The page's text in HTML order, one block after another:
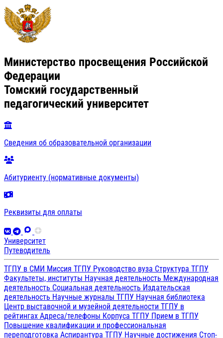
Министерство просвещения Российской
Федерации
Томский государственный
педагогический университет
Сведения об образовательной организации
Абитуриенту (нормативные документы)
Реквизиты для оплаты
Университет
Путеводитель
ТГПУ в СМИ Миссия ТГПУ Руководство вуза Структура ТГПУ
Факультеты, институты Научная деятельность Международная
деятельность Социальная деятельность Издательская
деятельность Научные журналы ТГПУ Научная библиотека
Центр выставочной и музейной деятельности ТГПУ в
рейтингах Адреса/телефоны Корпуса ТГПУ Прием в ТГПУ
Повышение квалификации и профессиональная
переподготовка Аспирантура ТГПУ Научные достижения Стоп-